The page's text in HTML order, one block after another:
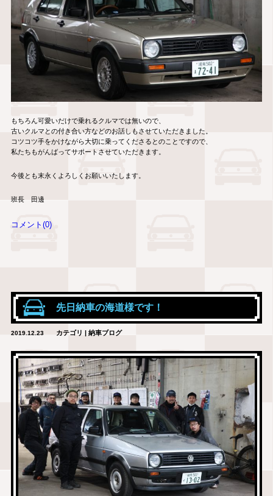
もちろん可愛いだけで乗れるクルマでは無いので、
古いクルマとの付き合い方などのお話しもさせていただきました。
コツコツ手をかけながら大切に乗ってくださるとのことですので、
私たちもがんばってサポートさせていただきます。
今後とも末永くよろしくお願いいたします。
班長 田邊
コメント(0)
先日納車の海道様です！
2019.12.23 カテゴリ | 納車ブログ